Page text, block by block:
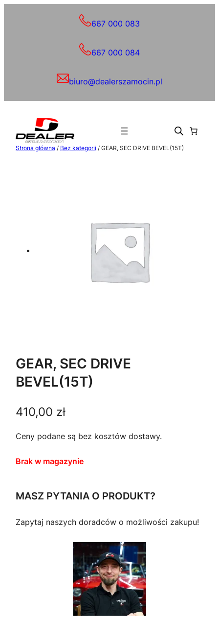
667 000 083
667 000 084
biuro@dealerszamocin.pl
Strona główna / Bez kategorii / GEAR, SEC DRIVE BEVEL(15T)
GEAR, SEC DRIVE
BEVEL(15T)
410,00 zł
Ceny podane są bez kosztów dostawy.
Brak w magazynie
MASZ PYTANIA O PRODUKT?
Zapytaj naszych doradców o możliwości zakupu!